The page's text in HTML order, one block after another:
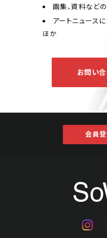
画集、資料など
アートニュース
ほか
お問い
会員